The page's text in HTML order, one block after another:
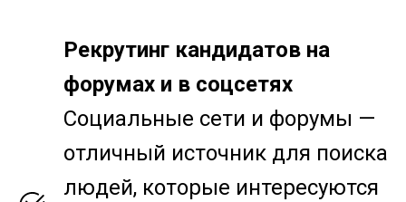
Рекрутинг кандидатов на
форумах и в соцсетях
Социальные сети и форумы —
отличный источник для поиска
людей, которые интересуются